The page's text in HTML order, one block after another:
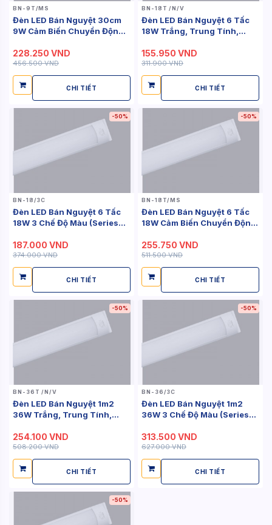
BN-9T/MS
Đèn LED Bán Nguyệt 30cm
9W Cảm Biến Chuyển Động
228.250 VND
456.500 VND
CHI TIẾT
BN-18T /N/V
Đèn LED Bán Nguyệt 6 Tấc
18W Trắng, Trung Tính,
155.950 VND
311.900 VND
CHI TIẾT
-50%
BN-18/3C
Đèn LED Bán Nguyệt 6 Tấc
18W 3 Chế Độ Màu (Series
187.000 VND
374.000 VND
CHI TIẾT
-50%
BN-18T/MS
Đèn LED Bán Nguyệt 6 Tấc
18W Cảm Biến Chuyển Động
255.750 VND
511.500 VND
CHI TIẾT
-50%
BN-36T /N/V
Đèn LED Bán Nguyệt 1m2
36W Trắng, Trung Tính,
254.100 VND
508.200 VND
CHI TIẾT
-50%
BN-36/3C
Đèn LED Bán Nguyệt 1m2
36W 3 Chế Độ Màu (Series
313.500 VND
627.000 VND
CHI TIẾT
-50%